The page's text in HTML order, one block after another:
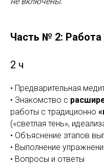
Часть № 2: Работа
2 ч
• Предварительная
• Знакомство с
работы с традиционно
(«светлая тень»,
• Объяснение этапов
• Выполнение
• Вопросы и ответы